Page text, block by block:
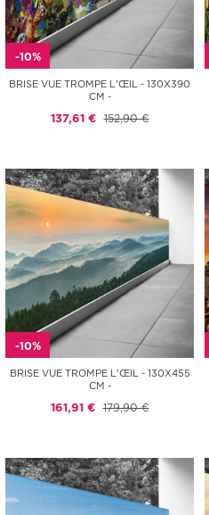
-10%
BRISE VUE TROMPE L'ŒIL - 130X390
CM -
137,61 € 152,90 €
-10%
BRISE VUE TROMPE L'ŒIL - 130X455
CM -
161,91 € 179,90 €